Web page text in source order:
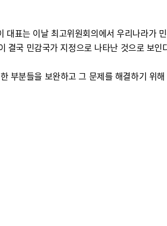
표는 이날 최고위원회의에서 우리나라가
결국 민감국가 지정으로 나타난 것으로 보인
부분들을 보완하고 그 문제를 해결하기 위